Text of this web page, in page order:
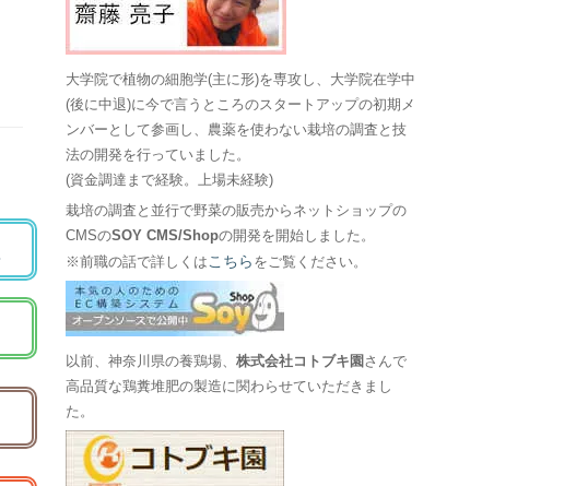
大学院で植物の細胞学(主に形)を専攻し、大学院在学中
(後に中退)に今で言うところのスタートアップの初期メ
ンバーとして参画し、農薬を使わない栽培の調査と技
法の開発を行っていました。
(資金調達まで経験。上場未経験)
栽培の調査と並行で野菜の販売からネットショップの
CMSのSOY CMS/Shopの開発を開始しました。
※前職の話で詳しくは こちら をご覧ください。
以前、神奈川県の養鶏場、株式会社コトブキ園 さんで
高品質な鶏糞堆肥の製造に関わらせていただきまし
た。